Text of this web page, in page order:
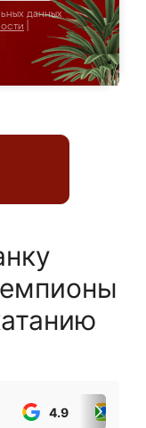
данных
4.9